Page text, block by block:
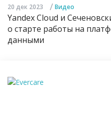
20 дек 2023 / Видео
Yandex Cloud и
о старте работы на
данными